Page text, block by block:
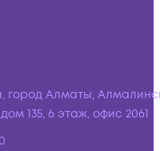
город Алматы,
135, 6 этаж, офис 2061